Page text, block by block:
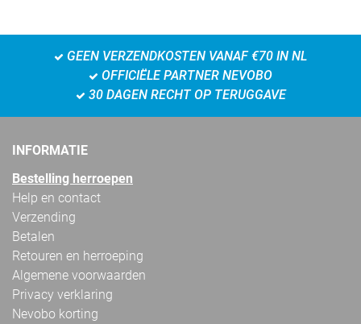
GEEN VERZENDKOSTEN VANAF €70 IN NL
OFFICIËLE PARTNER NEVOBO
30 DAGEN RECHT OP TERUGGAVE
INFORMATIE
Bestelling herroepen
Help en contact
Verzending
Betalen
Retouren en herroeping
Algemene voorwaarden
Privacy verklaring
Nevobo korting